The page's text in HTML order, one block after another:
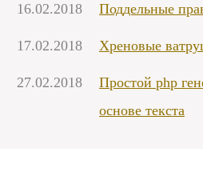
16.02.2018 Поддельные
17.02.2018 Хреновые
27.02.2018
Простой php
основе текста